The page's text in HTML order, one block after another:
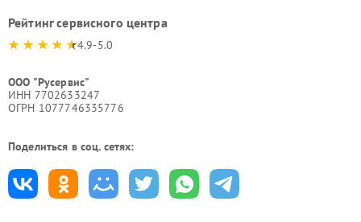
Рейтинг сервисного центра
4.9-5.0
ООО "Русервис"
ИНН 7702633247
ОГРН 1077746335776
Поделиться в соц. сетях: